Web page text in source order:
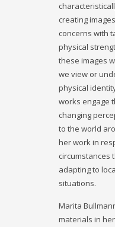
creating
concerns with
physical
these images
we view or
physical
works engage
changing
to the world
her work in
circumstances
adapting to
situations.
Marita
materials in